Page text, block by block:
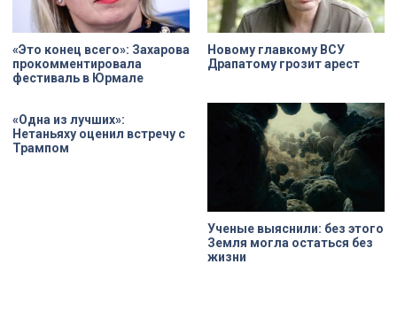
«Это конец всего»: Захарова
прокомментировала
фестиваль в Юрмале
Новому главкому ВСУ
Драпатому грозит арест
«Одна из лучших»:
Нетаньяху оценил встречу с
Трампом
Ученые выяснили: без этого
Земля могла остаться без
жизни